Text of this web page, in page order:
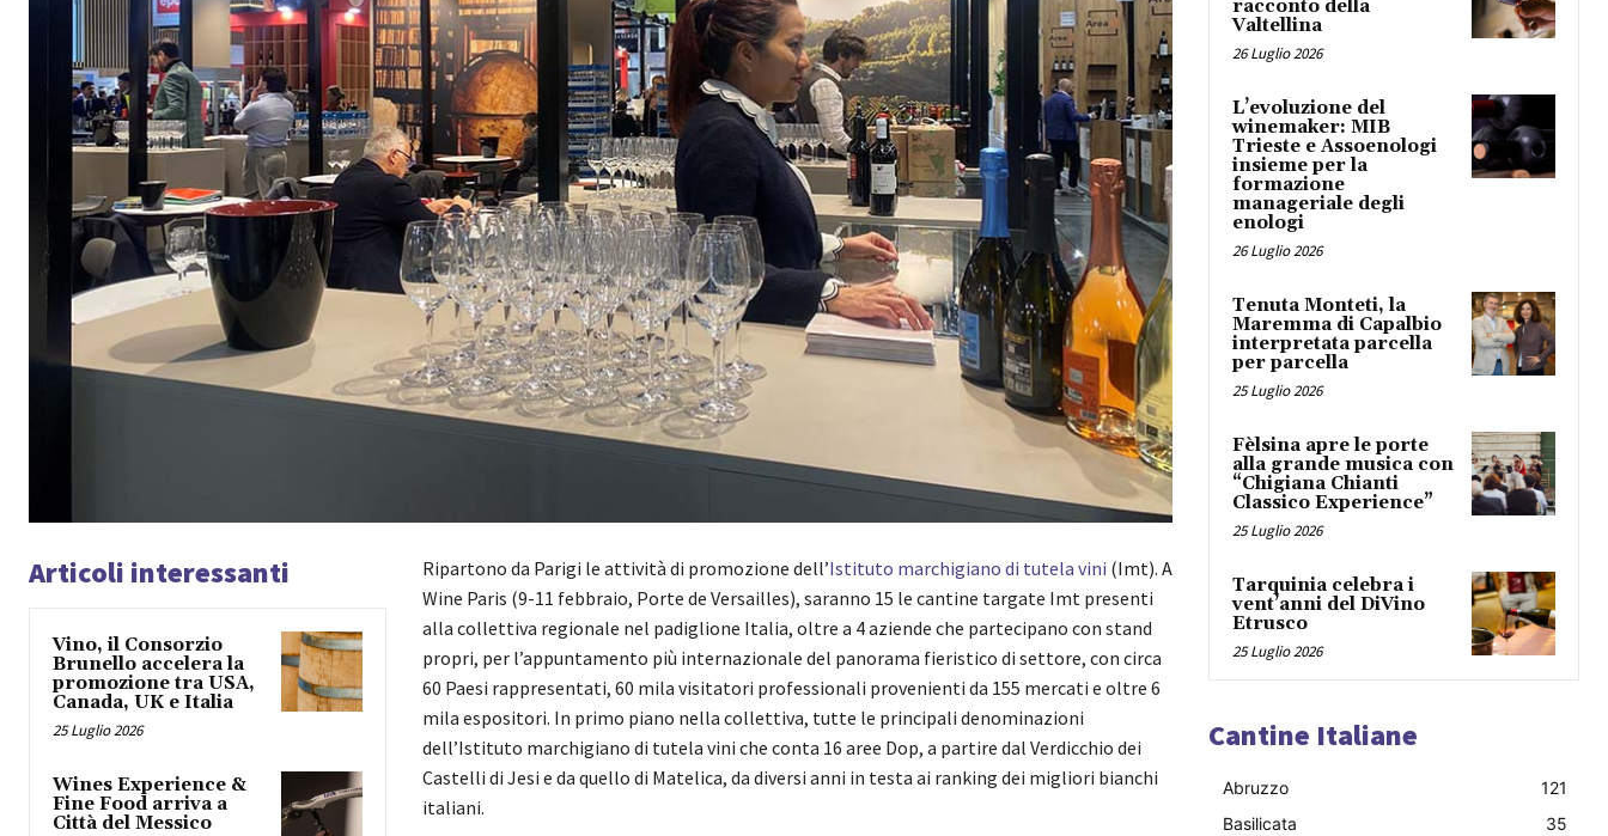
Articoli interessanti
Vino, il Consorzio
Brunello accelera la
promozione tra USA,
Canada, UK e Italia
25 Luglio 2026
Wines Experience &
Fine Food arriva a
Città del Messico
Ripartono da Parigi le attività di promozione dell’Istituto marchigiano di tutela vini (Imt). A
Wine Paris (9-11 febbraio, Porte de Versailles), saranno 15 le cantine targate Imt presenti
alla collettiva regionale nel padiglione Italia, oltre a 4 aziende che partecipano con stand
propri, per l’appuntamento più internazionale del panorama fieristico di settore, con circa
60 Paesi rappresentati, 60 mila visitatori professionali provenienti da 155 mercati e oltre 6
mila espositori. In primo piano nella collettiva, tutte le principali denominazioni
dell’Istituto marchigiano di tutela vini che conta 16 aree Dop, a partire dal Verdicchio dei
Castelli di Jesi e da quello di Matelica, da diversi anni in testa ai ranking dei migliori bianchi
italiani.
racconto della
Valtellina
26 Luglio 2026
L’evoluzione del
winemaker: MIB
Trieste e Assoenologi
insieme per la
formazione
manageriale degli
enologi
26 Luglio 2026
Tenuta Monteti, la
Maremma di Capalbio
interpretata parcella
per parcella
25 Luglio 2026
Fèlsina apre le porte
alla grande musica con
“Chigiana Chianti
Classico Experience”
25 Luglio 2026
Tarquinia celebra i
vent’anni del DiVino
Etrusco
25 Luglio 2026
Cantine Italiane
Abruzzo
121
Basilicata
35